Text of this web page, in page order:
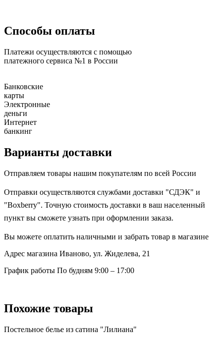
Способы оплаты
Платежи осуществляются с помощью
платежного сервиса №1 в России
Банковские
карты
Электронные
деньги
Интернет
банкинг
Варианты доставки
Отправляем товары нашим покупателям по всей России
Отправки осуществляются службами доставки "СДЭК" и
"Boxberry". Точную стоимость доставки в ваш населенный
пункт вы сможете узнать при оформлении заказа.
Вы можете оплатить наличными и забрать товар в магазине
Адрес магазина Иваново, ул. Жиделева, 21
График работы По будням 9:00 – 17:00
Похожие товары
Постельное белье из сатина "Лилиана"